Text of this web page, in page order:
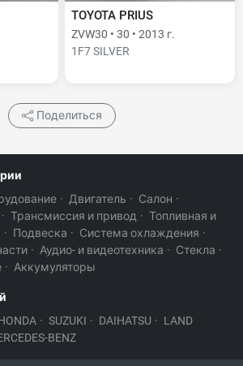
TOYOTA PRIUS
ZVW30 • 30 • 2013 г.
1F7 SILVER
Поделиться
· Двигатель · Салон ·
· Трансмиссия и привод · Топливная и
· Подвеска · Система охлаждения ·
· Аудио- и видеотехника · Стекла ·
· Аккумуляторы
· SUZUKI · DAIHATSU · LAND
BENZ